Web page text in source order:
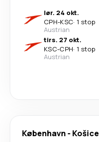
lør. 24 okt.
CPH-KSC· 1 stop
Austrian
tirs. 27 okt.
KSC-CPH· 1 stop
Austrian
København - Košice